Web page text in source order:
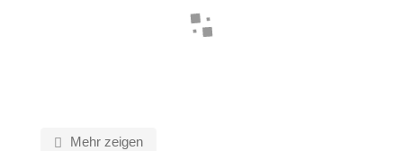
Mehr zeigen